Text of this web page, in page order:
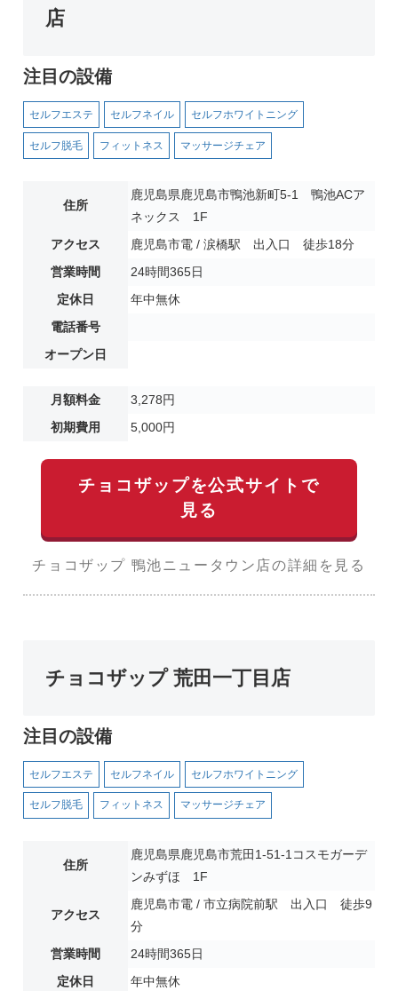
店
注目の設備
セルフエステ セルフネイル セルフホワイトニング
セルフ脱毛 フィットネス マッサージチェア
住所
鹿児島県鹿児島市鴨池新町5-1 鴨池ACア
ネックス 1F
アクセス
鹿児島市電 / 涙橋駅 出入口 徒歩18分
営業時間
24時間365日
定休日
年中無休
電話番号
オープン日
月額料金
3,278円
初期費用
5,000円
チョコザップを公式サイトで
見る
チョコザップ 鴨池ニュータウン店の詳細を見る
チョコザップ 荒田一丁目店
注目の設備
セルフエステ セルフネイル セルフホワイトニング
セルフ脱毛 フィットネス マッサージチェア
住所
鹿児島県鹿児島市荒田1-51-1コスモガーデ
ンみずほ 1F
アクセス
鹿児島市電 / 市立病院前駅 出入口 徒歩9
分
営業時間
24時間365日
定休日
年中無休